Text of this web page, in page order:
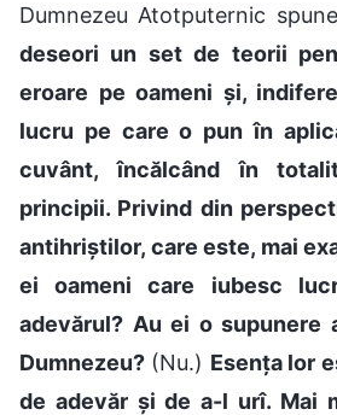
Dumnezeu Atotputernic
deseori un set de teorii
eroare pe oameni și,
lucru pe care o pun în
cuvânt, încălcând în
principii. Privind din
antihriștilor, care este, mai
ei oameni care iubesc
adevărul? Au ei o supunere
Dumnezeu? (Nu.) Esența lor
de adevăr și de a-l urî. Mai